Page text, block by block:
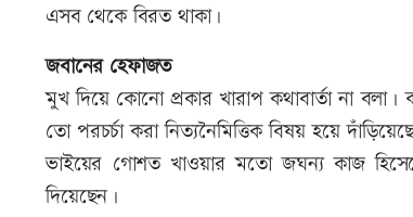
এসব থেকে বিরত থাকা।
জবানের হেফাজত
মুখ দিয়ে কোনো প্রকার খারাপ কথাবার্তা না বলা।
তো পরচর্চা করা নিত্যনৈমিত্তিক বিষয় হয়ে
ভাইয়ের গোশত খাওয়ার মতো জঘন্য কাজ
দিয়েছেন।